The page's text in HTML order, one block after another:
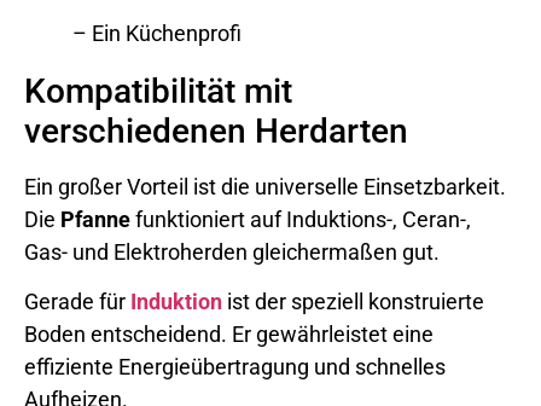
– Ein Küchenprofi
Kompatibilität mit
verschiedenen Herdarten
Ein großer Vorteil ist die universelle Einsetzbarkeit.
Die Pfannefunktioniert auf Induktions-, Ceran-,
Gas- und Elektroherden gleichermaßen gut.
Gerade für Induktion ist der speziell konstruierte
Boden entscheidend. Er gewährleistet eine
effiziente Energieübertragung und schnelles
Aufheizen.